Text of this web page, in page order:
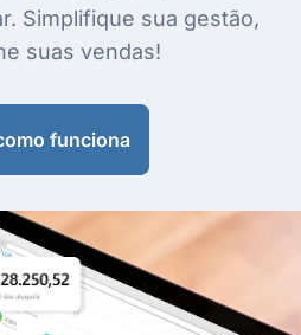
Simplifique sua gestão,
suas vendas!
funciona